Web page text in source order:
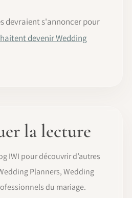
devraient s'annoncer pour
devenir Wedding
la lecture
IWI pour découvrir d’autres
Planners, Wedding
du mariage.